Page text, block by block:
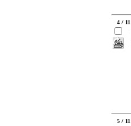
4 / 11
5 / 11